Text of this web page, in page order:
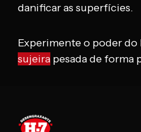
danificar as superfícies.
Experimente o poder
sujeira pesada de forma